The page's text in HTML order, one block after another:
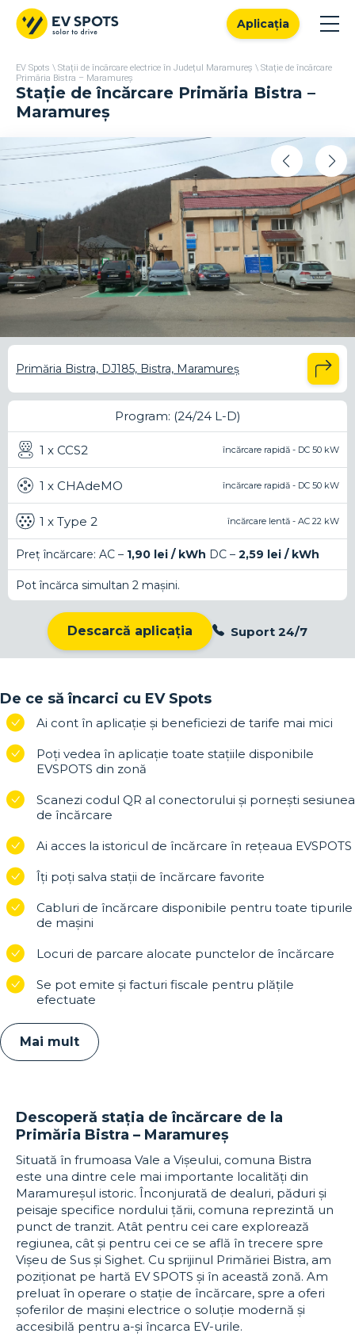
Aplicația
EV Spots \ Stații de încărcare electrice în Județul Maramureș \ Stație de încărcare
Primăria Bistra – Maramureș
Stație de încărcare Primăria Bistra –
Maramureș
Primăria Bistra, DJ185, Bistra, Maramureș
Program: (24/24 L-D)
1 x CCS2 încărcare rapidă - DC 50 kW
1 x CHAdeMO încărcare rapidă - DC 50 kW
1 x Type 2 încărcare lentă - AC 22 kW
Preț încărcare: AC – 1,90 lei / kWh DC – 2,59 lei / kWh
Pot încărca simultan 2 mașini.
Descarcă aplicația Suport 24/7
De ce să încarci cu EV Spots
Ai cont în aplicație și beneficiezi de tarife mai mici
Poți vedea în aplicație toate stațiile disponibile
EVSPOTS din zonă
Scanezi codul QR al conectorului și pornești sesiunea
de încărcare
Ai acces la istoricul de încărcare în reţeaua EVSPOTS
Îți poți salva stații de încărcare favorite
Cabluri de încărcare disponibile pentru toate tipurile
de mașini
Locuri de parcare alocate punctelor de încărcare
Se pot emite și facturi fiscale pentru plățile
efectuate
Mai mult
Descoperă stația de încărcare de la
Primăria Bistra – Maramureș
Situată în frumoasa Vale a Vișeului, comuna Bistra
este una dintre cele mai importante localități din
Maramureșul istoric. Înconjurată de dealuri, păduri și
peisaje specifice nordului țării, comuna reprezintă un
punct de tranzit. Atât pentru cei care explorează
regiunea, cât și pentru cei ce se află în trecere spre
Vișeu de Sus și Sighet. Cu sprijinul Primăriei Bistra, am
poziționat pe hartă EV SPOTS și în această zonă. Am
preluat în operare o stație de încărcare, spre a oferi
șoferilor de mașini electrice o soluție modernă și
accesibilă pentru a-și încarca EV-urile.